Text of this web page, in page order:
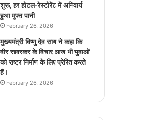
शुरू, हर होटल-रेस्टोरेंट में अनिवार्य
हुआ मुफ्त पानी
February 26, 2026
मुख्यमंत्री विष्णु देव साय ने कहा कि
वीर सावरकर के विचार आज भी युवाओं
को राष्ट्र निर्माण के लिए प्रेरित करते
हैं।
February 26, 2026